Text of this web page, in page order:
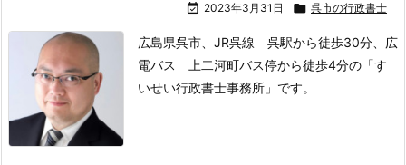
 2023年3月31日  呉市の行政書士
広島県呉市、JR呉線 呉駅から徒歩30分、広
電バス 上二河町バス停から徒歩4分の「す
いせい行政書士事務所」です。